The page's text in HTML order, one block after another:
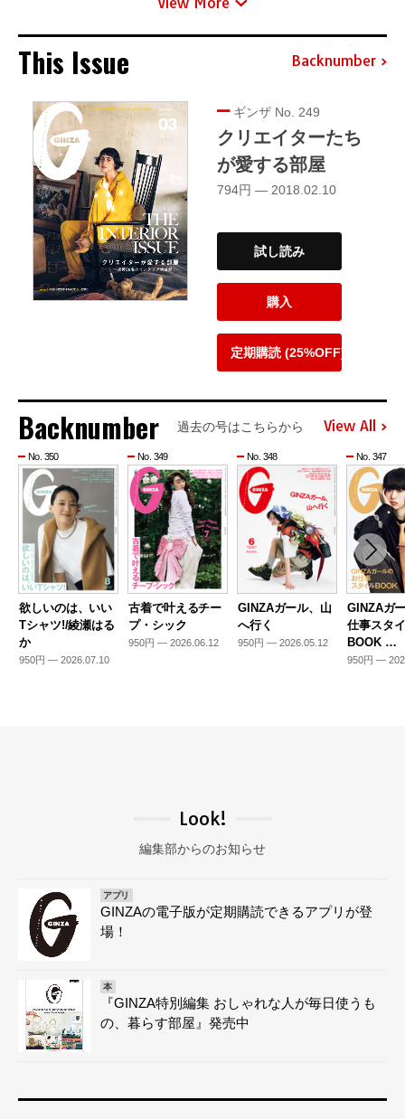
This Issue Backnumber
ギンザ No. 249
クリエイターたち
が愛する部屋
794円 — 2018.02.10
試し読み
購入
定期購読 (25%OFF)
Backnumber 過去の号はこちらから View All
No. 350
欲しいのは、いい
Tシャツ!/綾瀬はる
か
950円 — 2026.07.10
No. 349
古着で叶えるチー
プ・シック
950円 — 2026.06.12
No. 348
GINZAガール、山
へ行く
950円 — 2026.05.12
No. 347
GINZAガ
仕事スタ
BOOK …
950円 —
Look!
編集部からのお知らせ
アプリ
GINZAの電子版が定期購読できるアプリが登
場！
本
『GINZA特別編集 おしゃれな人が毎日使うも
の、暮らす部屋』発売中